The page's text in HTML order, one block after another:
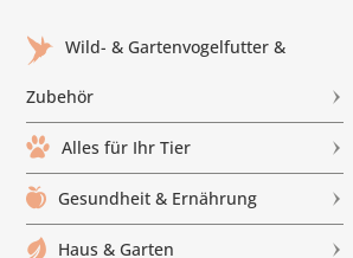
Wild- & Gartenvogelfutter &
Zubehör
Alles für Ihr Tier
Gesundheit & Ernährung
Haus & Garten